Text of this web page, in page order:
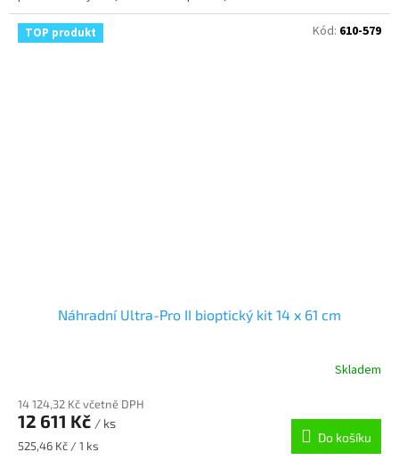
TOP produkt
Náhradní Ultra-Pro II bioptický kit 14 x 61 cm
Skladem
14 124,32 Kč včetně DPH
12 611 Kč / ks
Měrná
525,46 Kč / 1 ks
Do košíku
Kód: 610-579